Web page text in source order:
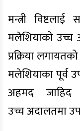
मन्त्री
मलेशियाको उच्च
प्रक्रिया
मलेशियाका पूर्व
अहमद जाहिद
उच्च अदालतमा